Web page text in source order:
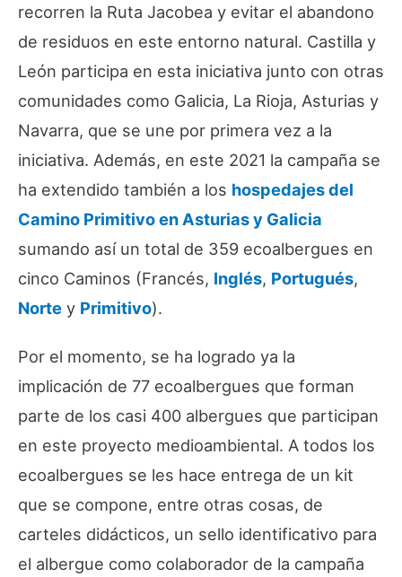
recorren la Ruta Jacobea y evitar el abandono
de residuos en este entorno natural. Castilla y
León participa en esta iniciativa junto con otras
comunidades como Galicia, La Rioja, Asturias y
Navarra, que se une por primera vez a la
iniciativa. Además, en este 2021 la campaña se
ha extendido también a los hospedajes del
Camino Primitivo en Asturias y Galicia
sumando así un total de 359 ecoalbergues en
cinco Caminos (Francés, Inglés, Portugués,
Norte y Primitivo).
Por el momento, se ha logrado ya la
implicación de 77 ecoalbergues que forman
parte de los casi 400 albergues que participan
en este proyecto medioambiental. A todos los
ecoalbergues se les hace entrega de un kit
que se compone, entre otras cosas, de
carteles didácticos, un sello identificativo para
el albergue como colaborador de la campaña